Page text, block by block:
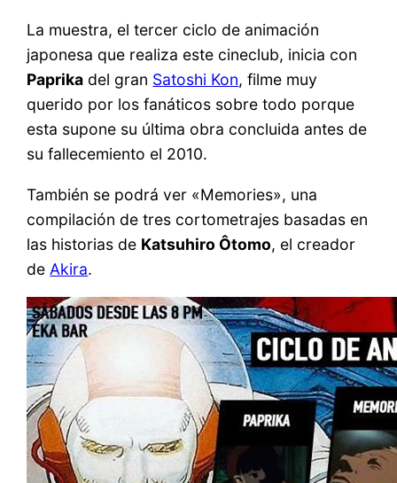
La muestra, el tercer ciclo de animación
japonesa que realiza este cineclub, inicia con
Paprika del gran Satoshi Kon, filme muy
querido por los fanáticos sobre todo porque
esta supone su última obra concluida antes de
su fallecemiento el 2010.
También se podrá ver «Memories», una
compilación de tres cortometrajes basadas en
las historias de Katsuhiro Ôtomo, el creador
de Akira.